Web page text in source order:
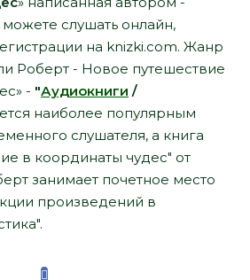
слушать онлайн,
на knizki.com. Жанр
Роберт - Новое путешествие
- "Аудиокниги /
наиболее популярным
слушателя, а книга
в координаты чудес" от
занимает почетное место
произведений в